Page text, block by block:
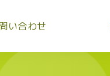
い合わせ